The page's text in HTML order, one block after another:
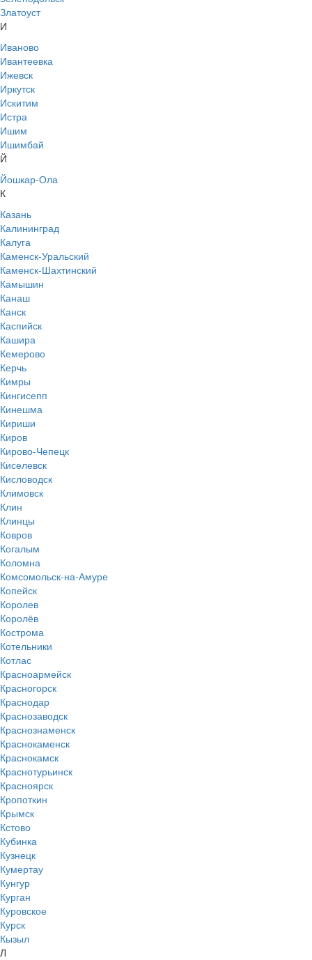
Златоуст
И
Иваново
Ивантеевка
Ижевск
Иркутск
Искитим
Истра
Ишим
Ишимбай
Й
Йошкар-Ола
К
Казань
Калининград
Калуга
Каменск-Уральский
Каменск-Шахтинский
Камышин
Канаш
Канск
Каспийск
Кашира
Кемерово
Керчь
Кимры
Кингисепп
Кинешма
Кириши
Киров
Кирово-Чепецк
Киселевск
Кисловодск
Климовск
Клин
Клинцы
Ковров
Когалым
Коломна
Комсомольск-на-Амуре
Копейск
Королев
Королёв
Кострома
Котельники
Котлас
Красноармейск
Красногорск
Краснодар
Краснозаводск
Краснознаменск
Краснокаменск
Краснокамск
Краснотурьинск
Красноярск
Кропоткин
Крымск
Кстово
Кубинка
Кузнецк
Кумертау
Кунгур
Курган
Куровское
Курск
Кызыл
Л